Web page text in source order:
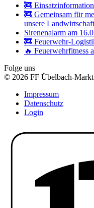
🚒
🚒 Gemeinsam für
unsere
Sirenenalarm am
🚒 Feuerwehr-
🔥 Feuerwehrfitness
Folge uns
© 2026 FF Übelbach-Markt
Impressum
Datenschutz
Login